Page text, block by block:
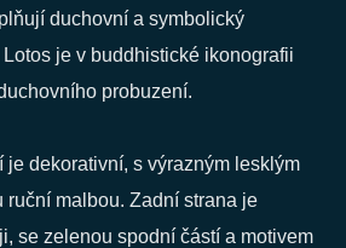
duchovní a symbolický
je v buddhistické ikonografii
probuzení.
je dekorativní, s výrazným lesklým
ruční malbou. Zadní strana je
se zelenou spodní částí a motivem